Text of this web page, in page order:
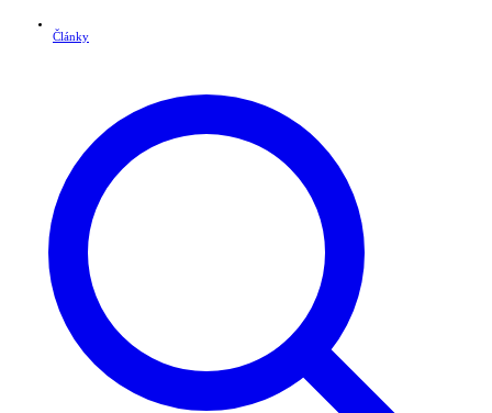
Články